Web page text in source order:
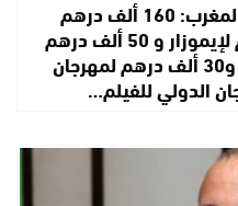
دعم المهرجانات السينمائية بالمغرب: 160 ألف درهم
لمهرجان فاس و80 ألف درهم لإيموزار و 50 ألف درهم
لمهرجان سينما المقهى بتازة و30 ألف درهم لمهرجان